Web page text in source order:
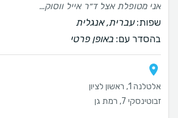
אני מטופלת אצל ד״ר אייל ווסוקי כבר כ־15 שנה בעקבות פסוריאזיס, ואני יכולה לומר בלב שלם שמדובר ברופא מקצועי, יסודי, אכפתי ואנושי. לאורך כל השנים הוא תמיד היה סבלני, קשוב, הסביר כל דבר בצורה ברורה, ונתן לי תחושת ביטחון שאני נמצאת בידיים הטובות ביותר. גם שתי הבנות שלי היו מטופלות אצלו בעקבות אקנה, וגם הן קיבלו טיפול מצוין והיו מרוצות מאוד. בנוסף, הן משתמשות בסבון הפנים שד״ר ווסוקי פיתח, והוא פשוט מעולה ועזר להן מאוד. אחרי כל כך הרבה שנים של היכרות וטיפול, אני יכולה להמליץ על ד״ר אייל ווסוקי מכל הלב. רופא מצוין, מקצועי, מסור ואדם מיוחד שנותן לכל מטופל יחס אישי וחם. ממליצה עליו בחום לכל מי שמחפש רופא עור שאפשר באמת לסמוך עליו
שפות:עברית, אנגלית
בהסדר עם: באופן פרטי
אלטלנה 1, ראשון לציון
זבוטינסקי 7, רמת גן